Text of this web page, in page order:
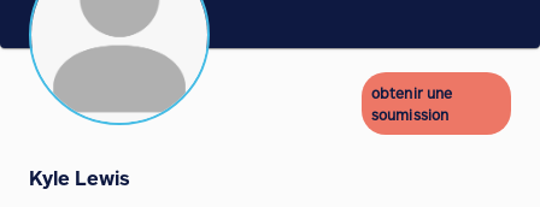
obtenir une
soumission
Kyle Lewis